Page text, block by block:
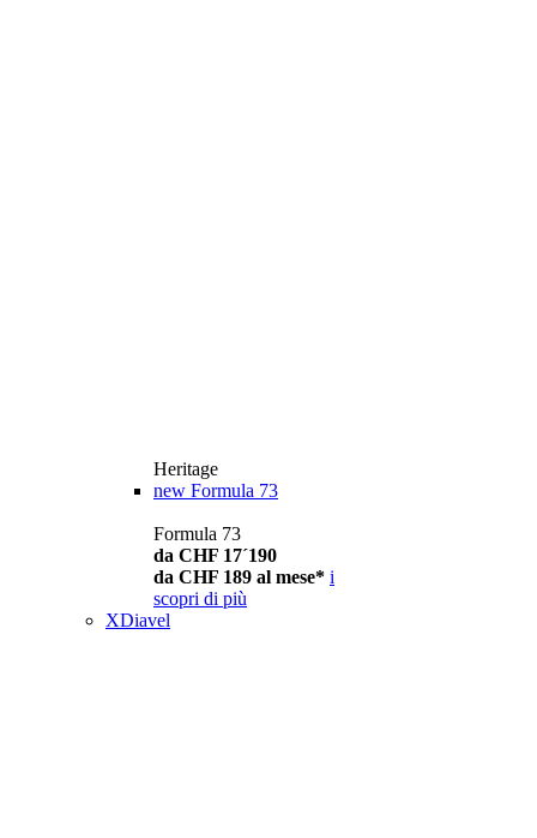
Heritage
new Formula 73
Formula 73
da CHF 17´190
da CHF 189 al mese* i
scopri di più
XDiavel